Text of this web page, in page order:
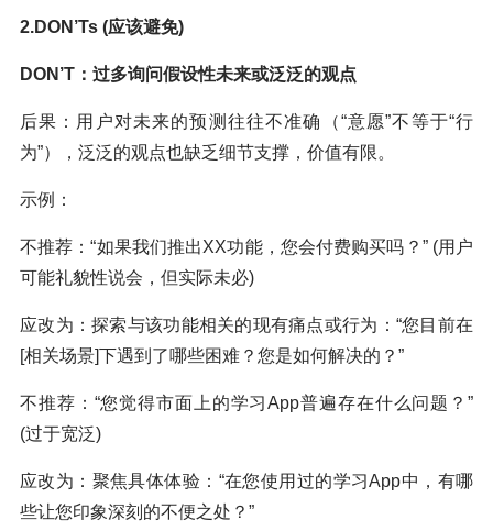
2.DON’Ts (应该避免)
DON’T：过多询问假设性未来或泛泛的观点
后果：用户对未来的预测往往不准确（“意愿”不等于“行
为”），泛泛的观点也缺乏细节支撑，价值有限。
示例：
不推荐：“如果我们推出XX功能，您会付费购买吗？” (用户
可能礼貌性说会，但实际未必)
应改为：探索与该功能相关的现有痛点或行为：“您目前在
[相关场景]下遇到了哪些困难？您是如何解决的？”
不推荐：“您觉得市面上的学习App普遍存在什么问题？”
(过于宽泛)
应改为：聚焦具体体验：“在您使用过的学习App中，有哪
些让您印象深刻的不便之处？”